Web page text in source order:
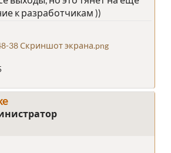
к разработчикам ))
38 Скриншот экрана.png